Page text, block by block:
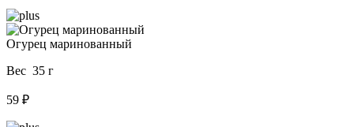
Огурец маринованный
Вес 35 г
59 ₽